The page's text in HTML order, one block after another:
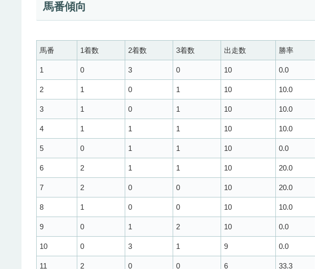
馬番傾向
馬番 1着数 2着数 3着数 出走数 勝率
1 0 3 0 10 0.0
2 1 0 1 10 10.0
3 1 0 1 10 10.0
4 1 1 1 10 10.0
5 0 1 1 10 0.0
6 2 1 1 10 20.0
7 2 0 0 10 20.0
8 1 0 0 10 10.0
9 0 1 2 10 0.0
10 0 3 1 9 0.0
11 2 0 0 6 33.3